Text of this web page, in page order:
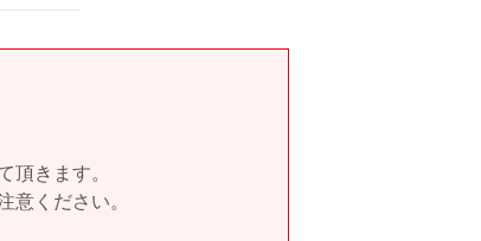
頂きます。
意ください。